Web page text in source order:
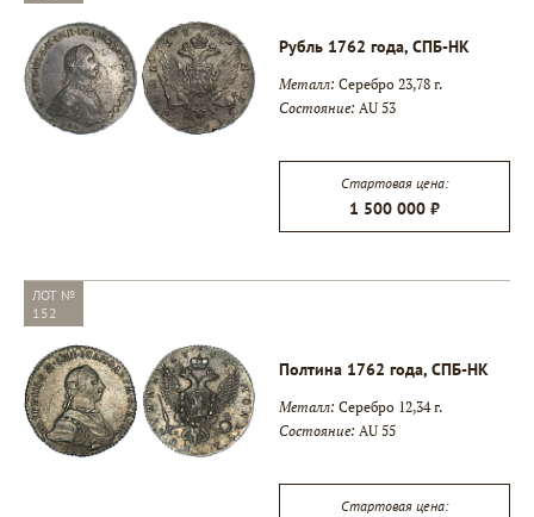
Рубль 1762 года, СПБ-НК
Металл: Серебро 23,78 г.
Состояние: AU 53
Стартовая цена:
1 500 000 ₽
ЛОТ №
152
Полтина 1762 года, СПБ-НК
Металл: Серебро 12,34 г.
Состояние: AU 55
Стартовая цена: